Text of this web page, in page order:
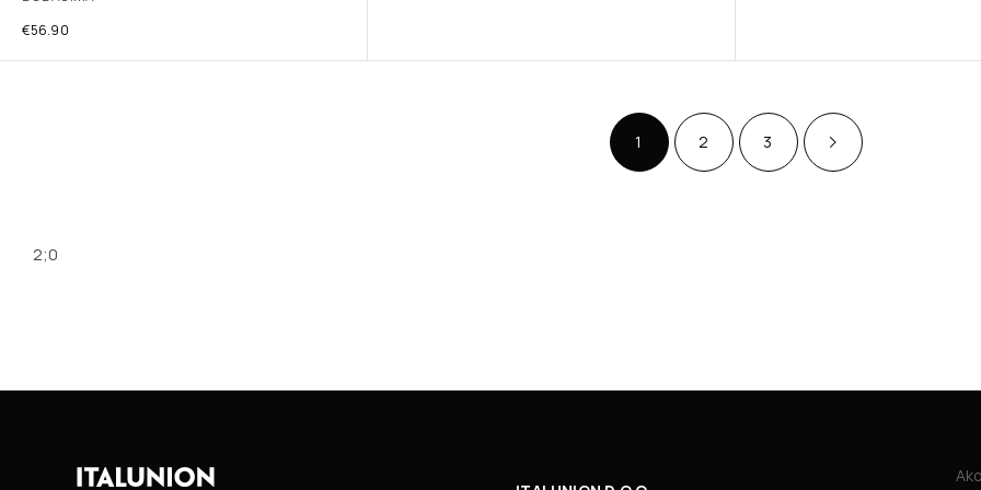
€56.90
1 2 3
2;0